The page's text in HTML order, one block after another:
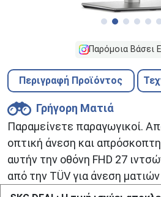
Παρόμοια Βάσει
Περιγραφή Προϊόντος
Γρήγορη Ματιά
Παραμείνετε παραγωγικοί.
οπτική άνεση και
αυτήν την οθόνη FHD 27
από την TÜV για άνεση